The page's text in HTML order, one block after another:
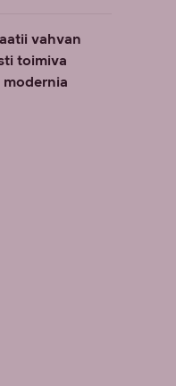
vahvan
toimiva
modernia